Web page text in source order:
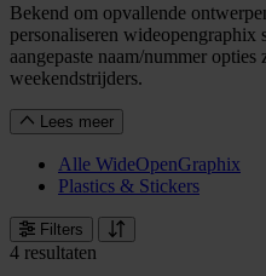
Bekend om opvallende
personaliseren wideopengraphix
aangepaste naam/nummer
weekendstrijders.
Lees meer
Alle WideOpenGraphix
Plastics & Stickers
Filters
4 resultaten